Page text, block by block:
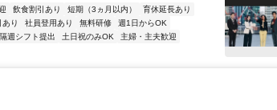
飲食割引あり 短期（3ヵ月以内）
育休延長あり
あり 社員登用あり 無料研修
週1日からOK
隔週シフト提出 土日祝のみOK
主婦・主夫歓迎